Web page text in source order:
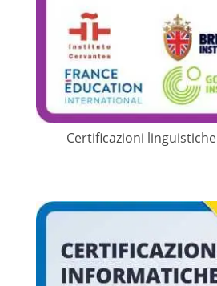
Certificazioni linguistiche